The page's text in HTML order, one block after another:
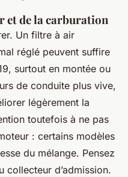
et de la carburation
Un filtre à air
réglé peuvent suffire
surtout en montée ou
de conduite plus vive,
légèrement la
toutefois à ne pas
: certains modèles
du mélange. Pensez
collecteur d’admission.